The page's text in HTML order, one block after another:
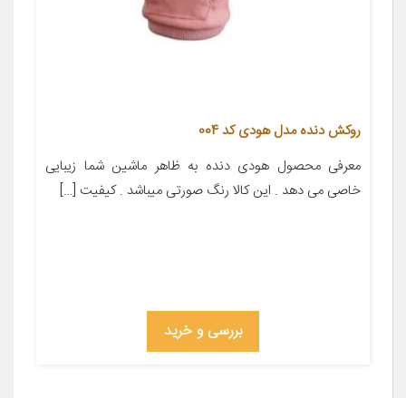
روکش دنده مدل هودی کد 004
معرفی محصول هودی دنده به ظاهر ماشین شما زیبایی
خاصی می دهد . این کالا رنگ صورتی میباشد . کیفیت […]
بررسی و خرید